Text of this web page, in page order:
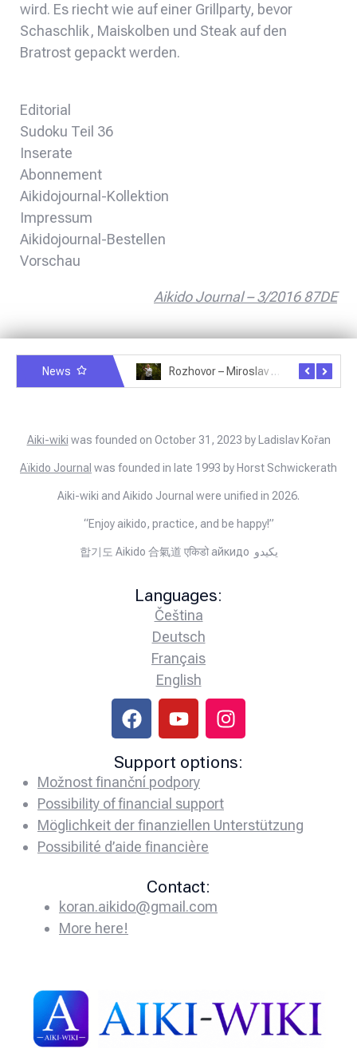
wird. Es riecht wie auf einer Grillparty, bevor
Schaschlik, Maiskolben und Steak auf den
Bratrost gepackt werden.
Editorial
Sudoku Teil 36
Inserate
Abonnement
Aikidojournal-Kollektion
Impressum
Aikidojournal-Bestellen
Vorschau
Aikido Journal – 3/2016 87DE
News Rozhovor – Miroslav Šmíd – 22.3.2025
Aiki-wiki was founded on October 31, 2023 by Ladislav Kořan
Aïkido Journal was founded in late 1993 by Horst Schwickerath
Aiki-wiki and Aikido Journal were unified in 2026.
“Enjoy aikido, practice, and be happy!”
합기도 Aikido 合氣道 एकिडो айкидо يكيدو
Languages:
Čeština
Deutsch
Français
English
Support options:
Možnost finanční podpory
Possibility of financial support
Möglichkeit der finanziellen Unterstützung
Possibilité d’aide financière
Contact:
koran.aikido@gmail.com
More here!